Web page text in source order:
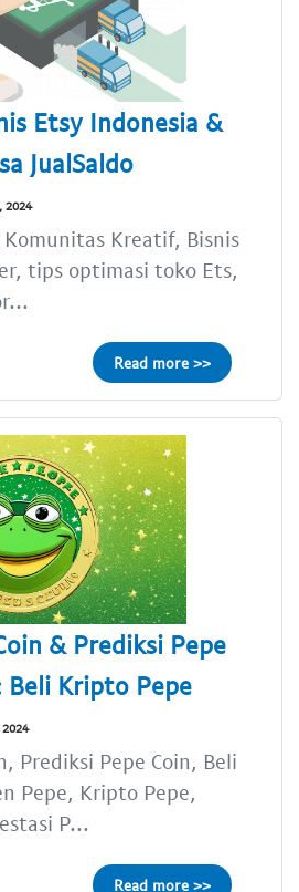
Etsy Indonesia &
JualSaldo
2024
Kreatif, Bisnis
tips optimasi toko Ets,
Read more >>
& Prediksi Pepe
Beli Kripto Pepe
Prediksi Pepe Coin, Beli
Pepe, Kripto Pepe,
P...
Read more >>